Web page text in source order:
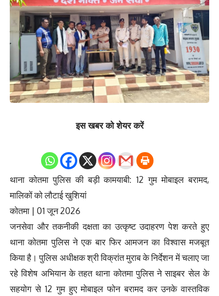
इस खबर को शेयर करें
थाना कोतमा पुलिस की बड़ी कामयाबी: 12 गुम मोबाइल बरामद,
मालिकों को लौटाई खुशियां
कोतमा | 01 जून 2026
जनसेवा और तकनीकी दक्षता का उत्कृष्ट उदाहरण पेश करते हुए
थाना कोतमा पुलिस ने एक बार फिर आमजन का विश्वास मजबूत
किया है। पुलिस अधीक्षक श्री विक्रांत मुराब के निर्देशन में चलाए जा
रहे विशेष अभियान के तहत थाना कोतमा पुलिस ने साइबर सेल के
सहयोग से 12 गुम हुए मोबाइल फोन बरामद कर उनके वास्तविक